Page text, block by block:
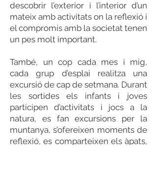
descobrir l’exterior i l’interior d’un
mateix amb activitats on la reflexió i
el compromís amb la societat tenen
un pes molt important.
També, un cop cada mes i mig,
cada grup d’esplai realitza una
excursió de cap de setmana. Durant
les sortides els infants i joves
participen d’activitats i jocs a la
natura, es fan excursions per la
muntanya, s’ofereixen moments de
reflexió, es comparteixen els àpats,